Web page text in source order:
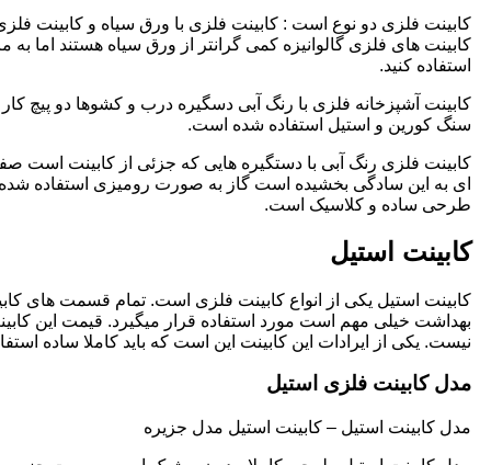
کابینت فلزی دو نوع است : کابینت فلزی با ورق سیاه و کابینت
کابینت های فلزی گالوانیزه کمی گرانتر از ورق سیاه هستند اما
استفاده کنید.
کابینت آشپزخانه فلزی با رنگ آبی دسگیره درب و کشوها دو پیچ
سنگ کورین و استیل استفاده شده است.
کابینت فلزی رنگ آبی با دستگیره هایی که جزئی از کابینت است
ای به این سادگی بخشیده است گاز به صورت رومیزی استفاده
طرحی ساده و کلاسیک است.
کابینت استیل
کابینت استیل یکی از انواع کابینت فلزی است. تمام قسمت های
بهداشت خیلی مهم است مورد استفاده قرار میگیرد. قیمت این
نیست. یکی از ایرادات این کابینت این است که باید کاملا ساده
مدل کابینت فلزی استیل
مدل کابینت استیل – کابینت استیل مدل جزیره